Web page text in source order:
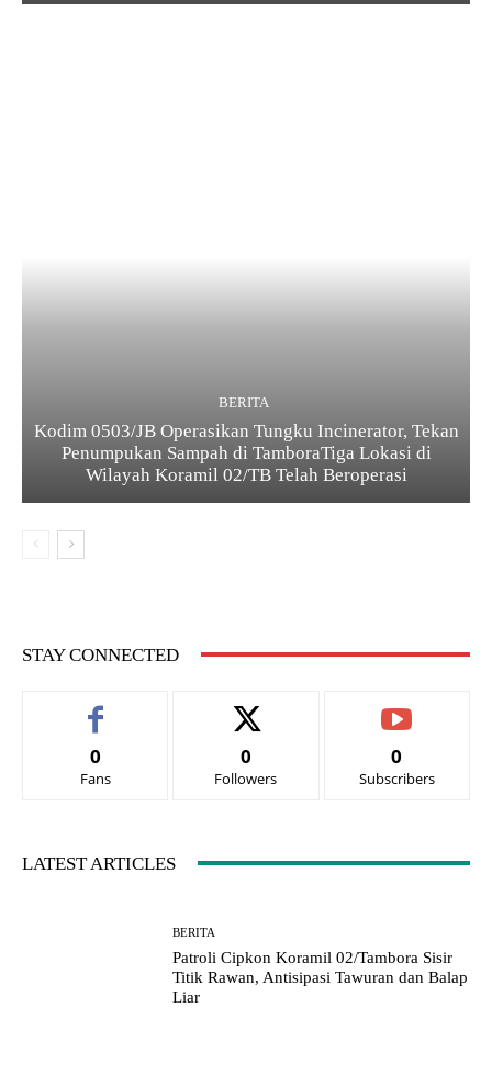
BERITA
Kodim 0503/JB Operasikan Tungku Incinerator, Tekan
Penumpukan Sampah di TamboraTiga Lokasi di
Wilayah Koramil 02/TB Telah Beroperasi
STAY CONNECTED
0
Fans
0
Followers
0
Subscribers
LATEST ARTICLES
BERITA
Patroli Cipkon Koramil 02/Tambora Sisir
Titik Rawan, Antisipasi Tawuran dan Balap
Liar